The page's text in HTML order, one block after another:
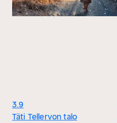
3.9
Täti Tellervon talo